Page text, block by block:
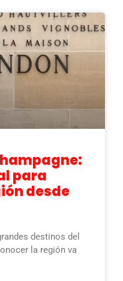
para
desde
destinos del
la región va